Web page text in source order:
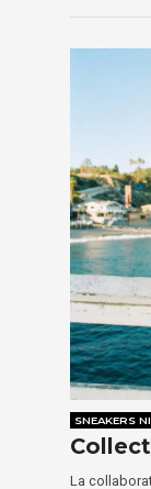
SNEAKERS
La